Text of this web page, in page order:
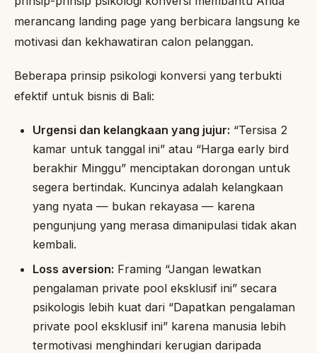
merancang landing page yang berbicara langsung ke
motivasi dan kekhawatiran calon pelanggan.
Beberapa prinsip psikologi konversi yang terbukti
efektif untuk bisnis di Bali:
Urgensi dan kelangkaan yang jujur: “Tersisa 2
kamar untuk tanggal ini” atau “Harga early bird
berakhir Minggu” menciptakan dorongan untuk
segera bertindak. Kuncinya adalah kelangkaan
yang nyata — bukan rekayasa — karena
pengunjung yang merasa dimanipulasi tidak akan
kembali.
Loss aversion: Framing “Jangan lewatkan
pengalaman private pool eksklusif ini” secara
psikologis lebih kuat dari “Dapatkan pengalaman
private pool eksklusif ini” karena manusia lebih
termotivasi menghindari kerugian daripada